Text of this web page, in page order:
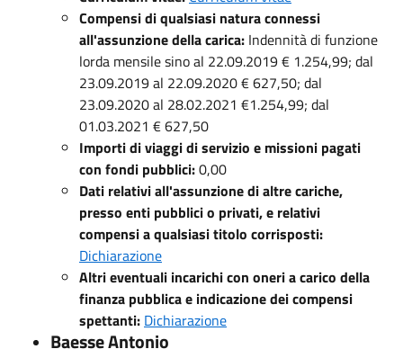
Compensi di qualsiasi natura connessi
all'assunzione della carica: Indennità di funzione
lorda mensile sino al 22.09.2019 € 1.254,99; dal
23.09.2019 al 22.09.2020 € 627,50; dal
23.09.2020 al 28.02.2021 €1.254,99; dal
01.03.2021 € 627,50
Importi di viaggi di servizio e missioni pagati
con fondi pubblici:0,00
Dati relativi all'assunzione di altre cariche,
presso enti pubblici o privati, e relativi
compensi a qualsiasi titolo corrisposti:
Dichiarazione
Altri eventuali incarichi con oneri a carico della
finanza pubblica e indicazione dei compensi
spettanti: Dichiarazione
Baesse Antonio